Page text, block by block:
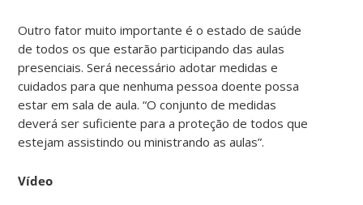
Outro fator muito importante é o estado de saúde
de todos os que estarão participando das aulas
presenciais. Será necessário adotar medidas e
cuidados para que nenhuma pessoa doente possa
estar em sala de aula. “O conjunto de medidas
deverá ser suficiente para a proteção de todos que
estejam assistindo ou ministrando as aulas”.
Vídeo